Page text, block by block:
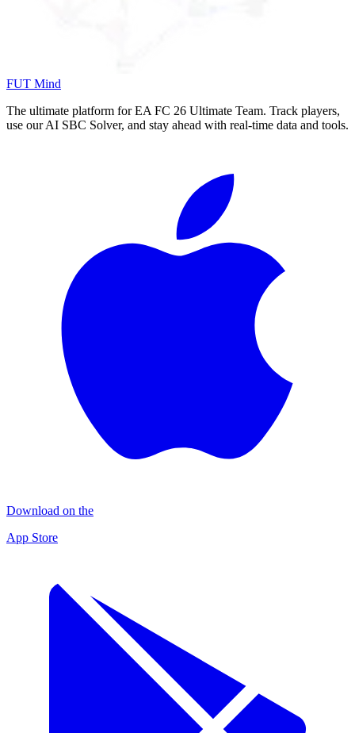
FUT Mind
The ultimate platform for EA FC 26 Ultimate Team. Track players,
use our AI SBC Solver, and stay ahead with real-time data and tools.
Download on the
App Store